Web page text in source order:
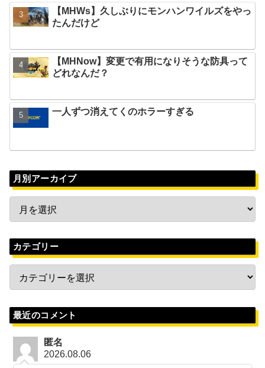
【MHWs】久しぶりにモンハンワイルズをやっ
たんだけど
【MHNow】変更で有用になりそうな防具って
どれなんだ？
一人ずつ消えてくのホラーすぎる
月別アーカイブ
カテゴリー
最近のコメント
匿名
2026.08.06